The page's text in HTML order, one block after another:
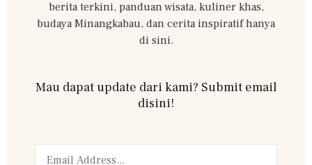
berita terkini, panduan wisata, kuliner khas,
budaya Minangkabau, dan cerita inspiratif hanya
di sini.
Mau dapat update dari kami? Submit email
disini!